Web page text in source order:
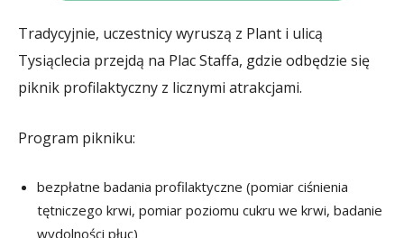
Tradycyjnie, uczestnicy wyruszą z Plant i ulicą
Tysiąclecia przejdą na Plac Staffa, gdzie odbędzie się
piknik profilaktyczny z licznymi atrakcjami.
Program pikniku:
bezpłatne badania profilaktyczne (pomiar ciśnienia
tętniczego krwi, pomiar poziomu cukru we krwi, badanie
wydolności płuc)